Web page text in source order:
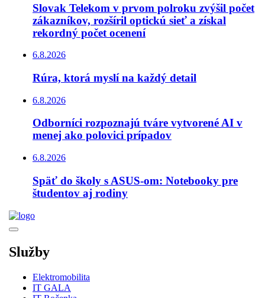
Slovak Telekom v prvom polroku zvýšil počet
zákazníkov, rozšíril optickú sieť a získal
rekordný počet ocenení
6.8.2026
Rúra, ktorá myslí na každý detail
6.8.2026
Odborníci rozpoznajú tváre vytvorené AI v
menej ako polovici prípadov
6.8.2026
Späť do školy s ASUS-om: Notebooky pre
študentov aj rodiny
Služby
Elektromobilita
IT GALA